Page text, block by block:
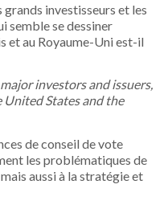
investisseurs et les
semble se dessiner
et au Royaume-Uni est-il
investors and issuers,
United States and the
de conseil de vote
les problématiques de
aussi à la stratégie et